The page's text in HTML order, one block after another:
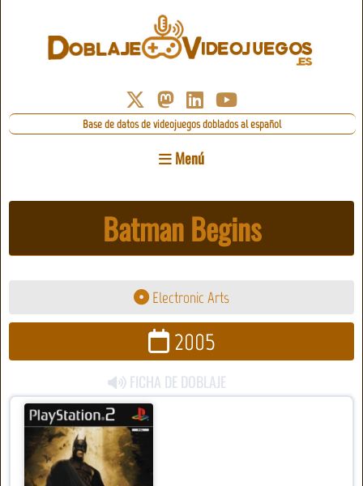
Base de datos de videojuegos doblados al español
Menú
Batman Begins
Electronic Arts
2005
FICHA DE DOBLAJE